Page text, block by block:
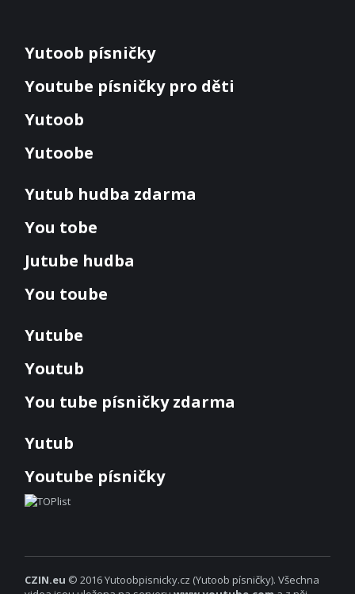
Yutoob písničky
Youtube písničky pro děti
Yutoob
Yutoobe
Yutub hudba zdarma
You tobe
Jutube hudba
You toube
Yutube
Youtub
You tube písničky zdarma
Yutub
Youtube písničky
CZIN.eu © 2016 Yutoobpisnicky.cz (Yutoob písničky). Všechna